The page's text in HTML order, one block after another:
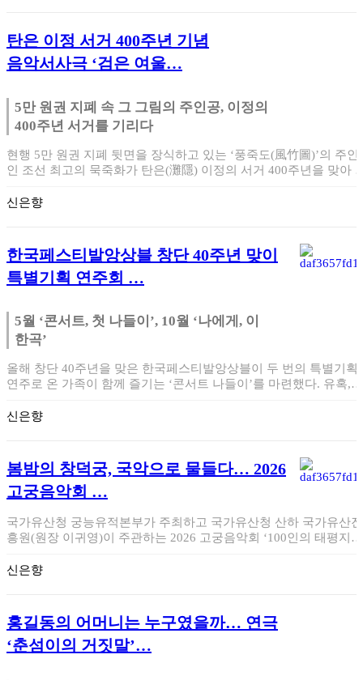
탄은 이정 서거 400주년 기념
음악서사극 ‘검은 여울…
5만 원권 지폐 속 그 그림의 주인공, 이정의
400주년 서거를 기리다
현행 5만 원권 지폐 뒷면을 장식하고 있는 ‘풍죽도(風竹圖)’의 주인
인 조선 최고의 묵죽화가 탄은(灘隱) 이정의 서거 400주년을 맞아
신은향
한국페스티발앙상블 창단 40주년 맞이
특별기획 연주회 …
5월 ‘콘서트, 첫 나들이’, 10월 ‘나에게, 이
한곡’
올해 창단 40주년을 맞은 한국페스티발앙상블이 두 번의 특별기획
연주로 온 가족이 함께 즐기는 ‘콘서트 나들이’를 마련했다. 유혹,
신은향
봄밤의 창덕궁, 국악으로 물들다… 2026
고궁음악회 …
국가유산청 궁능유적본부가 주최하고 국가유산청 산하 국가유산진
흥원(원장 이귀영)이 주관하는 2026 고궁음악회 ‘100인의 태평지악
신은향
홍길동의 어머니는 누구였을까… 연극
‘춘섬이의 거짓말’…